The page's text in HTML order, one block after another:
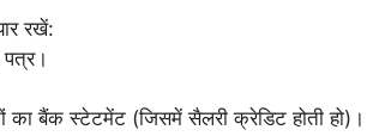
रखें:
पत्र।
का बैंक स्टेटमेंट (जिसमें सैलरी क्रेडिट होती हो)।